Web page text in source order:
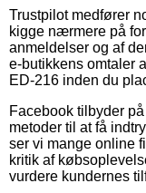
Trustpilot medfører
kigge nærmere på
anmeldelser og af
e-butikkens omtaler
ED-216 inden du
Facebook tilbyder
metoder til at få
ser vi mange online
kritik af
vurdere kundernes